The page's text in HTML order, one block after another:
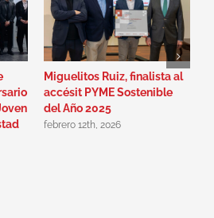
Miguelitos Ruiz, finalista al
accésit PYME Sostenible
del Año 2025
febrero 12th, 2026